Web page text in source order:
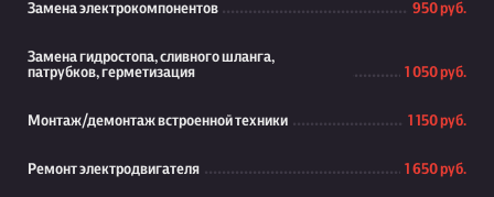
Замена электрокомпонентов 950 руб.
Замена гидростопа, сливного шланга,
патрубков, герметизация
1 050 руб.
Монтаж/демонтаж встроенной техники 1 150 руб.
Ремонт электродвигателя 1 650 руб.